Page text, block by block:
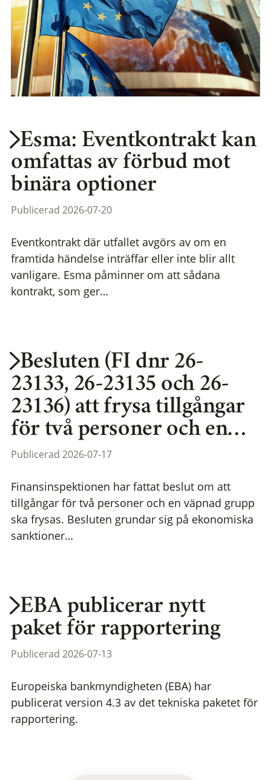
Esma: Eventkontrakt kan
omfattas av förbud mot
binära optioner
Publicerad 2026-07-20
Eventkontrakt där utfallet avgörs av om en
framtida händelse inträffar eller inte blir allt
vanligare. Esma påminner om att sådana
kontrakt, som ger…
Besluten (FI dnr 26-
23133, 26-23135 och 26-
23136) att frysa tillgångar
för två personer och en…
Publicerad 2026-07-17
Finansinspektionen har fattat beslut om att
tillgångar för två personer och en väpnad grupp
ska frysas. Besluten grundar sig på ekonomiska
sanktioner…
EBA publicerar nytt
paket för rapportering
Publicerad 2026-07-13
Europeiska bankmyndigheten (EBA) har
publicerat version 4.3 av det tekniska paketet för
rapportering.